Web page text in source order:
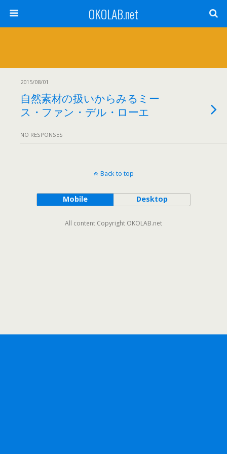
OKOLAB.net
2015/08/01
自然素材の扱いからみるミー
ス・ファン・デル・ローエ
NO RESPONSES
Back to top
Mobile Desktop
All content Copyright OKOLAB.net